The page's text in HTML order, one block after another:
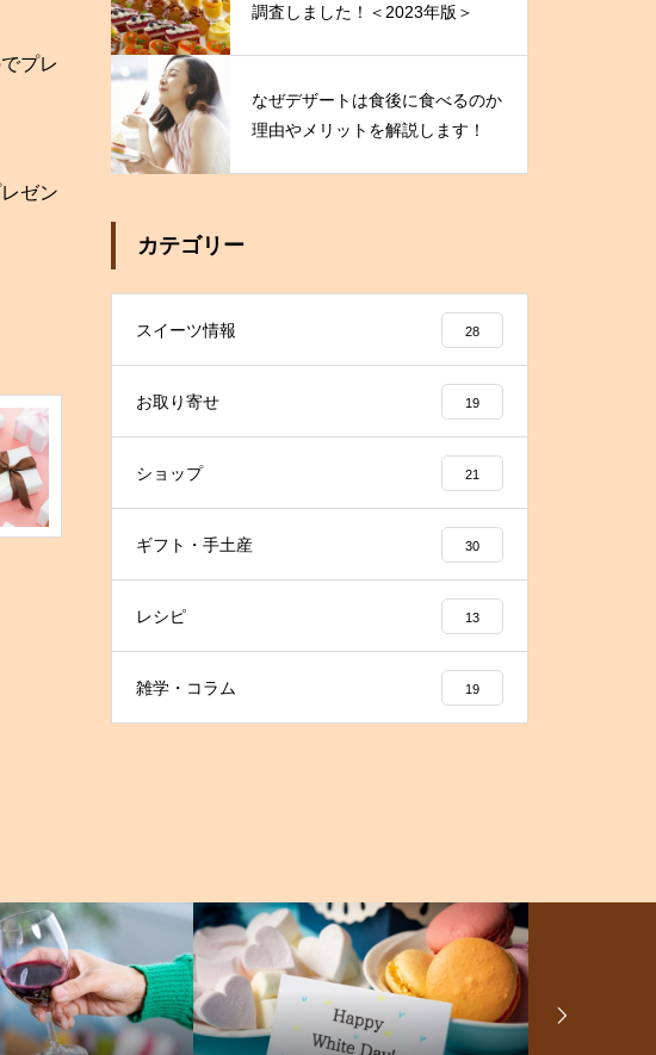
プレ
ゼン
調査しました！＜2023年版＞
なぜデザートは食後に食べるのか
理由やメリットを解説します！
カテゴリー
スイーツ情報 28
お取り寄せ 19
ショップ 21
ギフト・手土産 30
レシピ 13
雑学・コラム 19